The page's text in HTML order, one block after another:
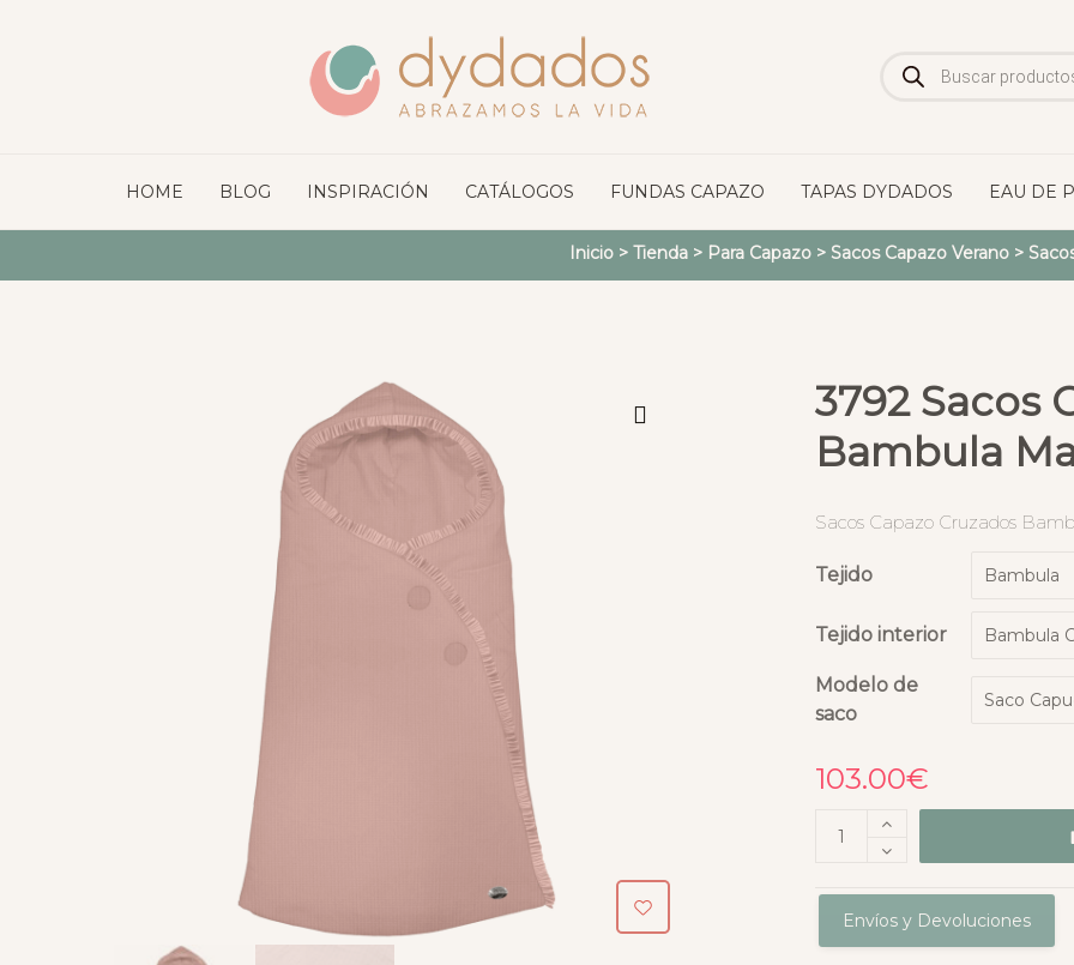
de
productos
HOME BLOG INSPIRACIÓN CATÁLOGOS FUNDAS CAPAZO TAPAS DYDADOS EAU DE
Inicio> Tienda> Para Capazo> Sacos Capazo Verano>
3792 Sacos
Bambula
Sacos Capazo Cruzados
Tejido
Tejido interior
Modelo de
saco
103.00€
Envíos y Devoluciones